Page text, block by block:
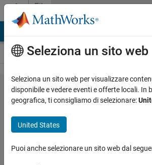
Vai al contenuto
File
Exchange
find
sequences
elements in array
Seleziona un sito web
Seleziona un sito web per visualizzare
disponibile e vedere eventi e offerte locali. In
geografica, ti consigliamo di selezionare:
United States
Puoi anche selezionare un sito web dal